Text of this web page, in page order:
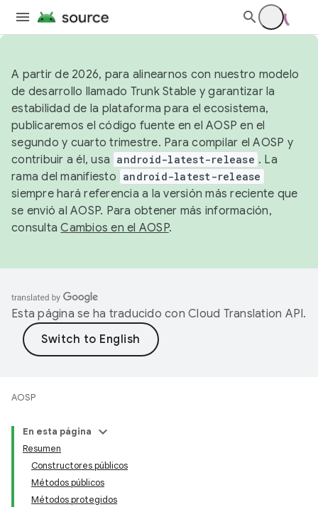
A partir de 2026, para alinearnos con nuestro modelo
de desarrollo llamado Trunk Stable y garantizar la
estabilidad de la plataforma para el ecosistema,
publicaremos el código fuente en el AOSP en el
segundo y cuarto trimestre. Para compilar el AOSP y
contribuir a él, usa android-latest-release . La
rama del manifiesto android-latest-release
siempre hará referencia a la versión más reciente que
se envió al AOSP. Para obtener más información,
consultaCambios en el AOSP.
Esta página se ha traducido con Cloud Translation API.
AOSP
En esta página
Resumen
Constructores públicos
Métodos públicos
Métodos protegidos